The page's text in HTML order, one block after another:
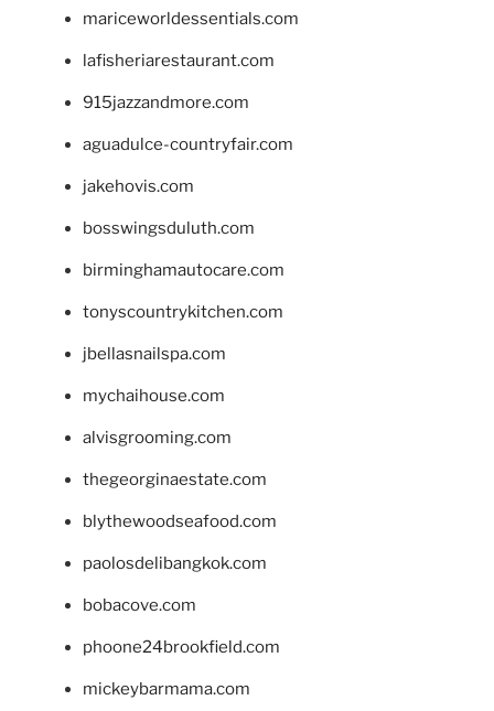
mariceworldessentials.com
lafisheriarestaurant.com
915jazzandmore.com
aguadulce-countryfair.com
jakehovis.com
bosswingsduluth.com
birminghamautocare.com
tonyscountrykitchen.com
jbellasnailspa.com
mychaihouse.com
alvisgrooming.com
thegeorginaestate.com
blythewoodseafood.com
paolosdelibangkok.com
bobacove.com
phoone24brookfield.com
mickeybarmama.com